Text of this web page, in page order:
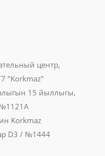
центр,
"Korkmaz"
15 йыллыгы,
Korkmaz
D3 / №1444